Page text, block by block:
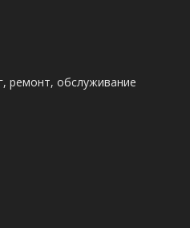
ремонт, обслуживание